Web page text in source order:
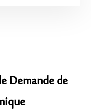
Demande de